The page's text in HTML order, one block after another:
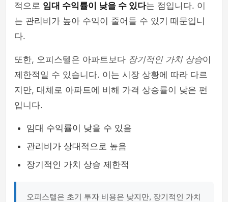
적으로 임대 수익률이 낮을 수 있다는 점입니다. 이
는 관리비가 높아 수익이 줄어들 수 있기 때문입니
다.
또한, 오피스텔은 아파트보다 장기적인 가치 상승이
제한적일 수 있습니다. 이는 시장 상황에 따라 다르
지만, 대체로 아파트에 비해 가격 상승률이 낮은 편
입니다.
임대 수익률이 낮을 수 있음
관리비가 상대적으로 높음
장기적인 가치 상승 제한적
오피스텔은 초기 투자 비용은 낮지만, 장기적인 가치